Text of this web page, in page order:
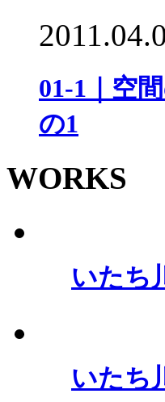
01-1｜空
の1
WORKS
いたち
いたち